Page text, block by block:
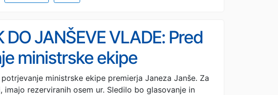
DO JANŠEVE VLADE: Pred
ministrske ekipe
ministrske ekipe premierja Janeza Janše. Za
rezerviranih osem ur. Sledilo bo glasovanje in